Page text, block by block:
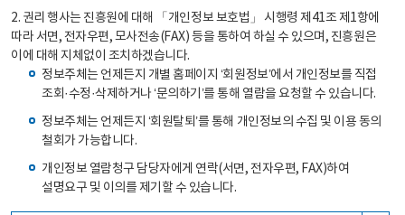
2. 권리 행사는 진흥원에 대해 「개인정보 보호법」 시행령 제41조 제1항에
따라 서면, 전자우편, 모사전송(FAX) 등을 통하여 하실 수 있으며, 진흥원은
이에 대해 지체없이 조치하겠습니다.
정보주체는 언제든지 개별 홈페이지 ‘회원정보’에서 개인정보를 직접
조회·수정·삭제하거나 ‘문의하기’를 통해 열람을 요청할 수 있습니다.
정보주체는 언제든지 ‘회원탈퇴’를 통해 개인정보의 수집 및 이용 동의
철회가 가능합니다.
개인정보 열람청구 담당자에게 연락(서면, 전자우편, FAX)하여
설명요구 및 이의를 제기할 수 있습니다.